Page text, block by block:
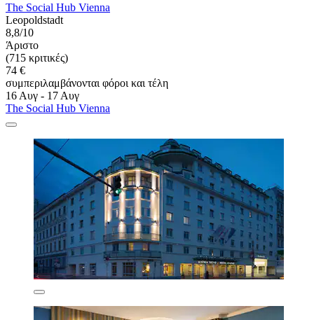
The Social Hub Vienna
Leopoldstadt
8,8/10
Άριστο
(715 κριτικές)
74 €
συμπεριλαμβάνονται φόροι και τέλη
16 Αυγ - 17 Αυγ
The Social Hub Vienna